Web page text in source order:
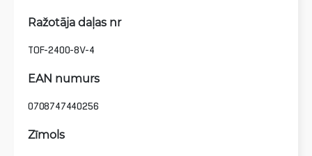
Ražotāja daļas nr
TOF-2400-8V-4
EAN numurs
0708747440256
Zīmols